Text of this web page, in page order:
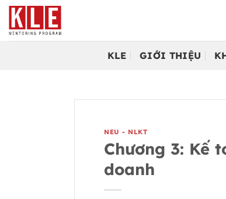
Bỏ
qua
nội
KLE GIỚI THIỆU
NEU - NLKT
Chương 3: Kế
doanh